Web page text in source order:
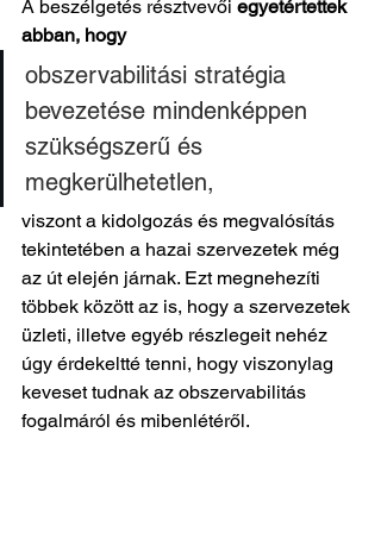
A beszélgetés résztvevői egyetértettek
abban, hogy
obszervabilitási stratégia
bevezetése mindenképpen
szükségszerű és
megkerülhetetlen,
viszont a kidolgozás és megvalósítás
tekintetében a hazai szervezetek még
az út elején járnak. Ezt megnehezíti
többek között az is, hogy a szervezetek
üzleti, illetve egyéb részlegeit nehéz
úgy érdekeltté tenni, hogy viszonylag
keveset tudnak az obszervabilitás
fogalmáról és mibenlétéről.